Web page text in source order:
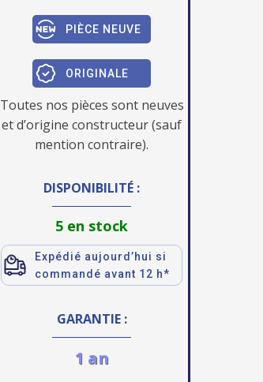
PIÈCE NEUVE
ORIGINALE
Toutes nos pièces sont neuves
et d’origine constructeur (sauf
mention contraire).
DISPONIBILITÉ :
5 en stock
Expédié aujourd’hui si
commandé avant 12 h*
GARANTIE :
1 an